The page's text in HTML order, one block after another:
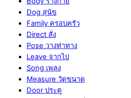
Dog สุนัข
Family ครอบครัว
Direct สั่ง
Pose วางท่าทาง
Leave จากไป
Song เพลง
Measure วัดขนาด
Door ประตู